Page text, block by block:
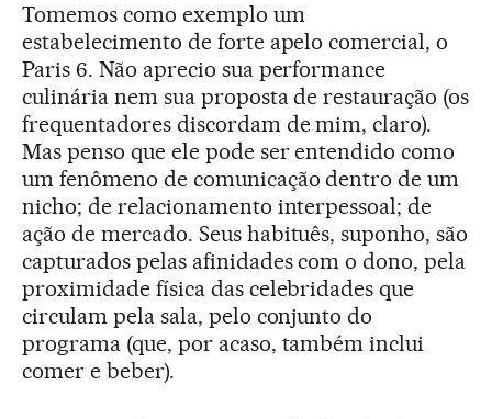
Tomemos como exemplo um
estabelecimento de forte apelo comercial, o
Paris 6. Não aprecio sua performance
culinária nem sua proposta de restauração (os
frequentadores discordam de mim, claro).
Mas penso que ele pode ser entendido como
um fenômeno de comunicação dentro de um
nicho; de relacionamento interpessoal; de
ação de mercado. Seus habituês, suponho, são
capturados pelas afinidades com o dono, pela
proximidade física das celebridades que
circulam pela sala, pelo conjunto do
programa (que, por acaso, também inclui
comer e beber).